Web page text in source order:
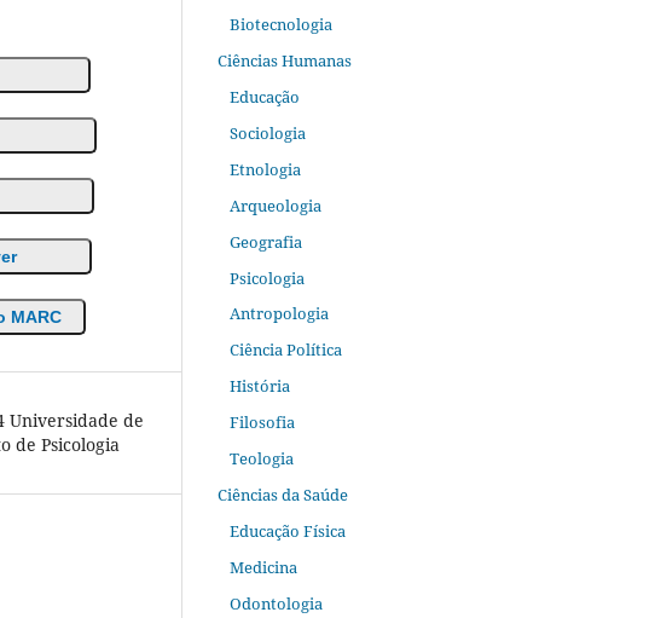
MARC
Universidade de
de Psicologia
Biotecnologia
Ciências Humanas
Educação
Sociologia
Etnologia
Arqueologia
Geografia
Psicologia
Antropologia
Ciência Política
História
Filosofia
Teologia
Ciências da Saúde
Educação Física
Medicina
Odontologia